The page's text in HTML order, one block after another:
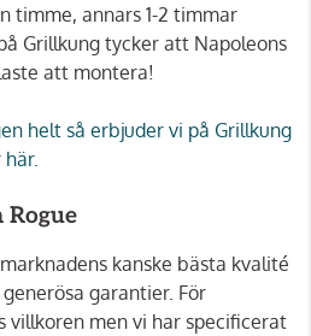
timme, annars 1-2 timmar
Grillkung tycker att Napoleons
att montera!
helt så erbjuder vi på Grillkung
Rogue
kanske bästa kvalité
garantier. För
villkoren men vi har specificerat